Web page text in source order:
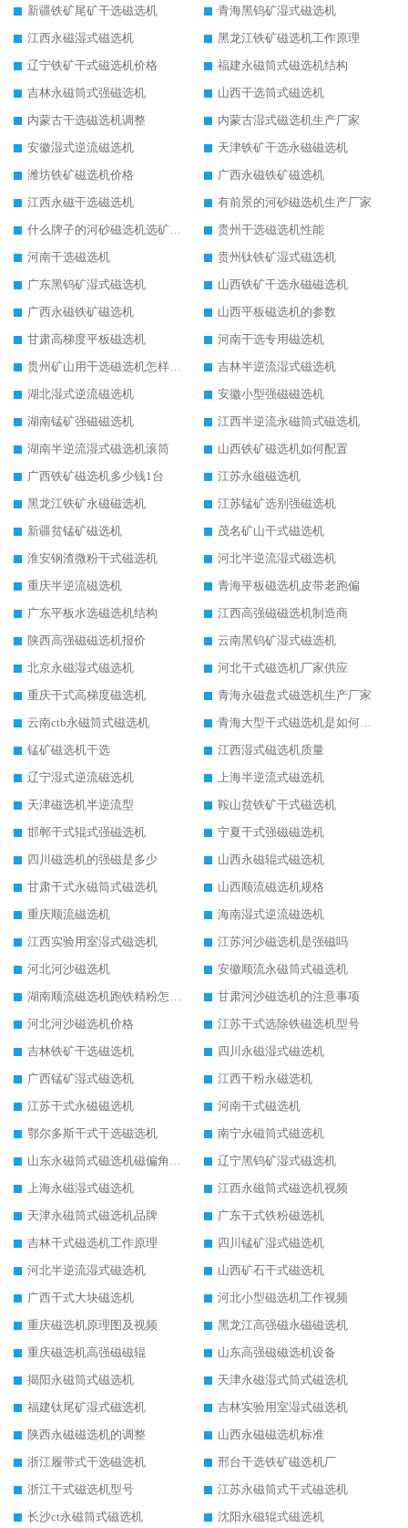
新疆铁矿尾矿干选磁选机
青海黑钨矿湿式磁选机
江西永磁湿式磁选机
黑龙江铁矿磁选机工作原理
辽宁铁矿干式磁选机价格
福建永磁筒式磁选机结构
吉林永磁筒式强磁选机
山西干选筒式磁选机
内蒙古干选磁选机调整
内蒙古湿式磁选机生产厂家
安徽湿式逆流磁选机
天津铁矿干选永磁磁选机
潍坊铁矿磁选机价格
广西永磁铁矿磁选机
江西永磁干选磁选机
有前景的河砂磁选机生产厂家
什么牌子的河砂磁选机选矿效果好
贵州干选磁选机性能
河南干选磁选机
贵州钛铁矿湿式磁选机
广东黑钨矿湿式磁选机
山西铁矿干选永磁磁选机
广西永磁铁矿磁选机
山西平板磁选机的参数
甘肃高梯度平板磁选机
河南干选专用磁选机
贵州矿山用干选磁选机怎样调磁
吉林半逆流湿式磁选机
湖北湿式逆流磁选机
安徽小型强磁磁选机
湖南锰矿强磁磁选机
江西半逆流永磁筒式磁选机
湖南半逆流湿式磁选机滚筒
山西铁矿磁选机如何配置
广西铁矿磁选机多少钱1台
江苏永磁磁选机
黑龙江铁矿永磁磁选机
江苏锰矿选别强磁选机
新疆贫锰矿磁选机
茂名矿山干式磁选机
淮安钢渣微粉干式磁选机
河北半逆流湿式磁选机
重庆半逆流磁选机
青海平板磁选机皮带老跑偏
广东平板水选磁选机结构
江西高强磁磁选机制造商
陕西高强磁磁选机报价
云南黑钨矿湿式磁选机
北京永磁湿式磁选机
河北干式磁选机厂家供应
重庆干式高梯度磁选机
青海永磁盘式磁选机生产厂家
云南ctb永磁筒式磁选机
青海大型干式磁选机是如何选矿的
锰矿磁选机干选
江西湿式磁选机质量
辽宁湿式逆流磁选机
上海半逆流式磁选机
天津磁选机半逆流型
鞍山贫铁矿干式磁选机
邯郸干式辊式强磁选机
宁夏干式强磁磁选机
四川磁选机的强磁是多少
山西永磁辊式磁选机
甘肃干式永磁筒式磁选机
山西顺流磁选机规格
重庆顺流磁选机
海南湿式逆流磁选机
江西实验用室湿式磁选机
江苏河沙磁选机是强磁吗
河北河沙磁选机
安徽顺流永磁筒式磁选机
湖南顺流磁选机跑铁精粉怎么处理
甘肃河沙磁选机的注意事项
河北河沙磁选机价格
江苏干式选除铁磁选机型号
吉林铁矿干选磁选机
四川永磁湿式磁选机
广西锰矿湿式磁选机
江西干粉永磁选机
江苏干式永磁磁选机
河南干式磁选机
鄂尔多斯干式干选磁选机
南宁永磁筒式磁选机
山东永磁筒式磁选机磁偏角怎么调整
辽宁黑钨矿湿式磁选机
上海永磁湿式磁选机
江西永磁筒式磁选机视频
天津永磁筒式磁选机品牌
广东干式铁粉磁选机
吉林干式磁选机工作原理
四川锰矿湿式磁选机
河北半逆流湿式磁选机
山西矿石干式磁选机
广西干式大块磁选机
河北小型磁选机工作视频
重庆磁选机原理图及视频
黑龙江高强磁永磁磁选机
重庆磁选机高强磁磁辊
山东高强磁磁选机设备
揭阳永磁筒式磁选机
天津永磁湿式筒式磁选机
福建钛尾矿湿式磁选机
吉林实验用室湿式磁选机
陕西永磁磁选机的调整
山西永磁磁选机标准
浙江履带式干选磁选机
邢台干选铁矿磁选机厂
浙江干式磁选机型号
江苏永磁筒式干式磁选机
长沙ct永磁筒式磁选机
沈阳永磁辊式磁选机